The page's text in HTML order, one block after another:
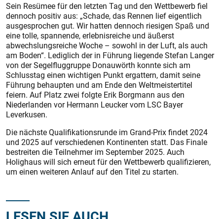
Sein Resümee für den letzten Tag und den Wettbewerb fiel
dennoch positiv aus: „Schade, das Rennen lief eigentlich
ausgesprochen gut. Wir hatten dennoch riesigen Spaß und
eine tolle, spannende, erlebnisreiche und äußerst
abwechslungsreiche Woche – sowohl in der Luft, als auch
am Boden“. Lediglich der in Führung liegende Stefan Langer
von der Segelfluggruppe Donauwörth konnte sich am
Schlusstag einen wichtigen Punkt ergattern, damit seine
Führung behaupten und am Ende den Weltmeistertitel
feiern. Auf Platz zwei folgte Erik Borgmann aus den
Niederlanden vor Hermann Leucker vom LSC Bayer
Leverkusen.
Die nächste Qualifikationsrunde im Grand-Prix findet 2024
und 2025 auf verschiedenen Kontinenten statt. Das Finale
bestreiten die Teilnehmer im September 2025. Auch
Holighaus will sich erneut für den Wettbewerb qualifizieren,
um einen weiteren Anlauf auf den Titel zu starten.